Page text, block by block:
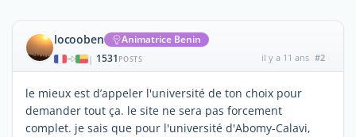
locooben Animatrice Benin
| 1531 POSTS il y a 11 ans #2
le mieux est d’appeler l'université de ton choix pour
demander tout ça. le site ne sera pas forcement
complet. je sais que pour l'université d'Abomy-Calavi,